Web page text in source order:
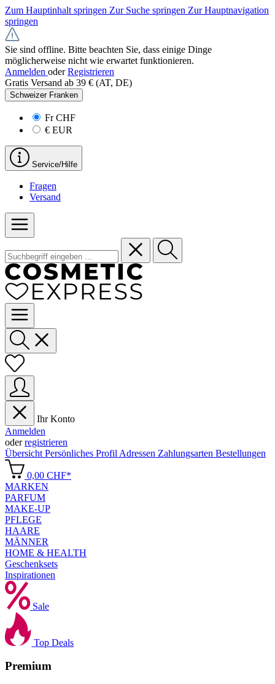
Zum Hauptinhalt springen Zur Suche springen Zur Hauptnavigation
springen
Sie sind offline. Bitte beachten Sie, dass einige Dinge
möglicherweise nicht wie erwartet funktionieren.
Anmelden oder Registrieren
Gratis Versand ab 39 € (AT, DE)
Schweizer Franken
FrCHF
€ EUR
Service/Hilfe
Fragen
Versand
Ihr Konto
Anmelden
oderregistrieren
Übersicht Persönliches Profil Adressen Zahlungsarten Bestellungen
0,00 CHF*
MARKEN
PARFUM
MAKE-UP
PFLEGE
HAARE
MÄNNER
HOME & HEALTH
Geschenksets
Inspirationen
Sale
Top Deals
Premium